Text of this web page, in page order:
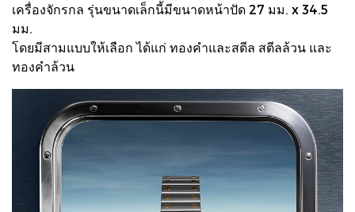
เครื่องจักรกล รุ่นขนาดเล็กนี้มีขนาดหน้าปัด 27 มม. x 34.5
มม.
โดยมีสามแบบให้เลือก ได้แก่ ทองคำและสตีล สตีลล้วน และ
ทองคำล้วน